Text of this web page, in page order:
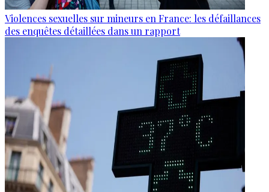
Violences sexuelles sur mineurs en France: les défaillances
des enquêtes détaillées dans un rapport